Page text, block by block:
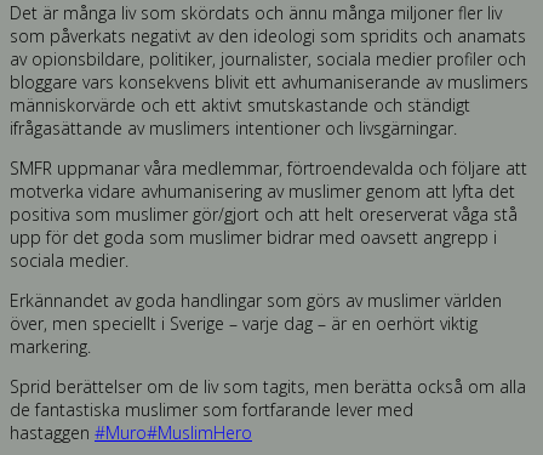
Det är många liv som skördats och ännu många miljoner fler liv
som påverkats negativt av den ideologi som spridits och anamats
av opionsbildare, politiker, journalister, sociala medier profiler och
bloggare vars konsekvens blivit ett avhumaniserande av muslimers
människorvärde och ett aktivt smutskastande och ständigt
ifrågasättande av muslimers intentioner och livsgärningar.
SMFR uppmanar våra medlemmar, förtroendevalda och följare att
motverka vidare avhumanisering av muslimer genom att lyfta det
positiva som muslimer gör/gjort och att helt oreserverat våga stå
upp för det goda som muslimer bidrar med oavsett angrepp i
sociala medier.
Erkännandet av goda handlingar som görs av muslimer världen
över, men speciellt i Sverige – varje dag – är en oerhört viktig
markering.
Sprid berättelser om de liv som tagits, men berätta också om alla
de fantastiska muslimer som fortfarande lever med
hastaggen #Muro#MuslimHero